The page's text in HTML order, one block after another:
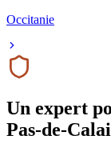
Occitanie
Un expert
Pas-de-